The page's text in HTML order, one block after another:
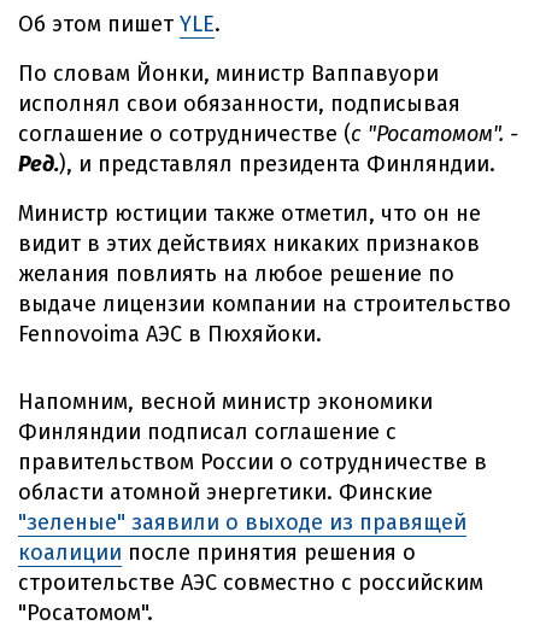
Об этом пишет YLE.
По словам Йонки, министр Ваппавуори
исполнял свои обязанности, подписывая
соглашение о сотрудничестве (с "Росатомом". -
Ред.), и представлял президента Финляндии.
Министр юстиции также отметил, что он не
видит в этих действиях никаких признаков
желания повлиять на любое решение по
выдаче лицензии компании на строительство
Fennovoima АЭС в Пюхяйоки.
Напомним, весной министр экономики
Финляндии подписал соглашение с
правительством России о сотрудничестве в
области атомной энергетики. Финские
"зеленые" заявили о выходе из правящей
коалиции после принятия решения о
строительстве АЭС совместно с российским
"Росатомом".